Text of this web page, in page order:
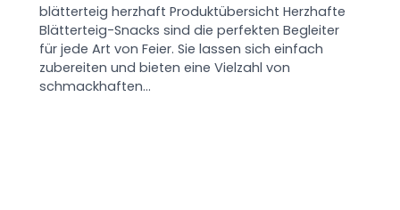
blätterteig herzhaft Produktübersicht Herzhafte
Blätterteig-Snacks sind die perfekten Begleiter
für jede Art von Feier. Sie lassen sich einfach
zubereiten und bieten eine Vielzahl von
schmackhaften…